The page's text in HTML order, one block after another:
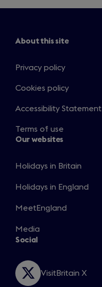
About this site
Privacy policy
Cookies policy
Accessibility Statement
Terms of use
Our websites
Holidays in Britain
in
new
Holidays in England
in
new
window
MeetEngland
in
a
window
Media
Opens
new
window
Social
VisitBritain X
Opens